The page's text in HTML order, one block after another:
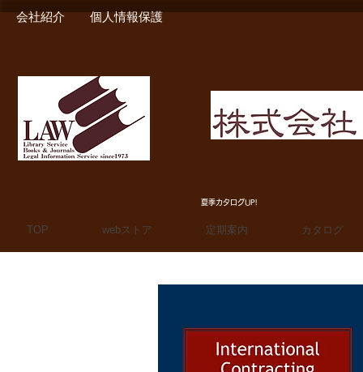
会社紹介 個人情報保護
夏季カタログUP!
TOP webストア 定期案内 カタログ